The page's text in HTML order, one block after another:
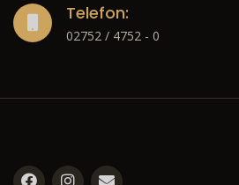
Telefon:
02752 / 4752 - 0